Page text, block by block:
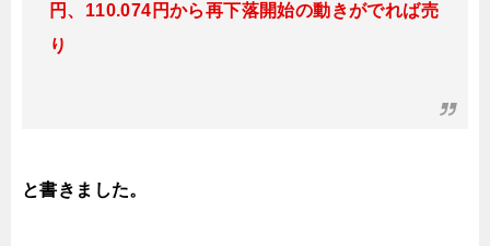
円、110.074円から再下落開始の動きがでれば売
り
と書きました。